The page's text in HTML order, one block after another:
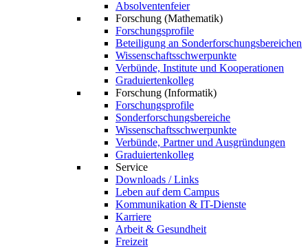
Absolventenfeier
Forschung (Mathematik)
Forschungsprofile
Beteiligung an Sonderforschungsbereichen
Wissenschaftsschwerpunkte
Verbünde, Institute und Kooperationen
Graduiertenkolleg
Forschung (Informatik)
Forschungsprofile
Sonderforschungsbereiche
Wissenschaftsschwerpunkte
Verbünde, Partner und Ausgründungen
Graduiertenkolleg
Service
Downloads / Links
Leben auf dem Campus
Kommunikation & IT-Dienste
Karriere
Arbeit & Gesundheit
Freizeit